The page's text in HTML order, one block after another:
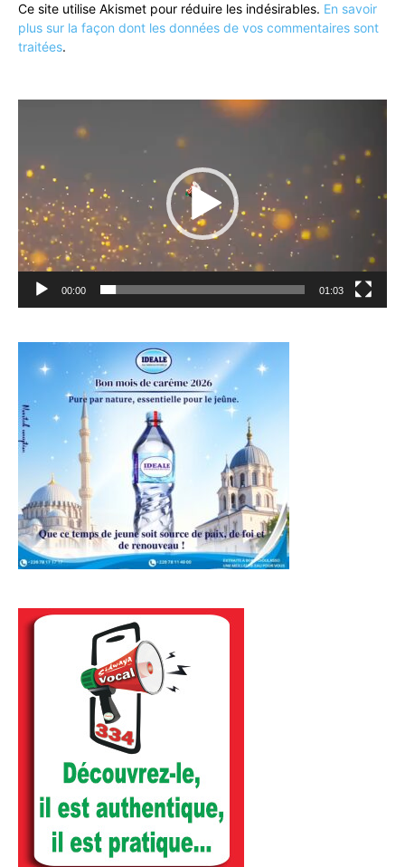
Ce site utilise Akismet pour réduire les indésirables. En savoir
plus sur la façon dont les données de vos commentaires sont
traitées.
00:00 01:03